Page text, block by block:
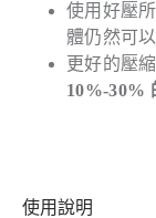
使用好壓
體仍然可
更好的壓縮
10%-30%
使用說明